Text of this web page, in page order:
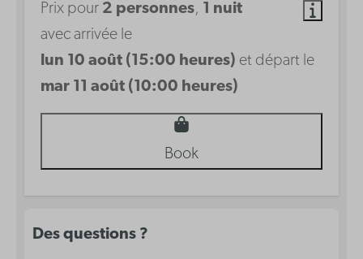
Prix pour 2 personnes, 1 nuit
avec arrivée le
lun 10 août (15:00 heures) et départ le
mar 11 août (10:00 heures)
Book
Des questions ?